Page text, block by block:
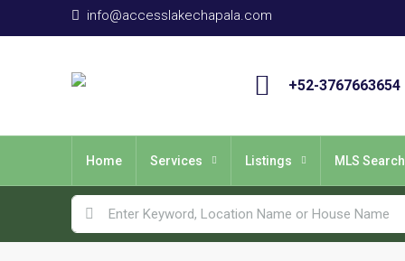
info@accesslakechapala.com
+52-3767663654
Home Services Listings MLS Search